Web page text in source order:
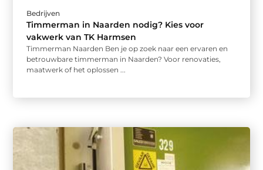
Bedrijven
Timmerman in Naarden nodig? Kies voor
vakwerk van TK Harmsen
Timmerman Naarden Ben je op zoek naar een ervaren en
betrouwbare timmerman in Naarden? Voor renovaties,
maatwerk of het oplossen ...